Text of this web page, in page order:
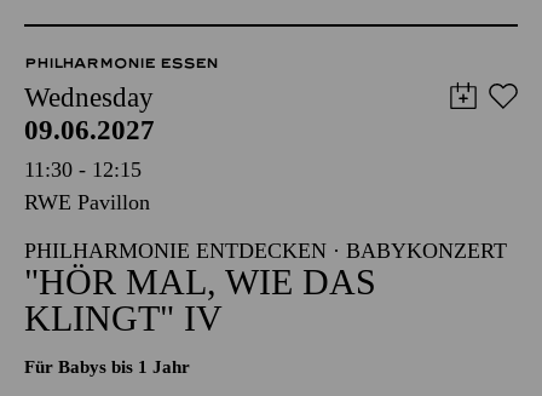
PHILHARMONIE ESSEN
Wednesday
09.06.2027
11:30 - 12:15
RWE Pavillon
PHILHARMONIE ENTDECKEN · BABYKONZERT
"HÖR MAL, WIE DAS
KLINGT" IV
Für Babys bis 1 Jahr